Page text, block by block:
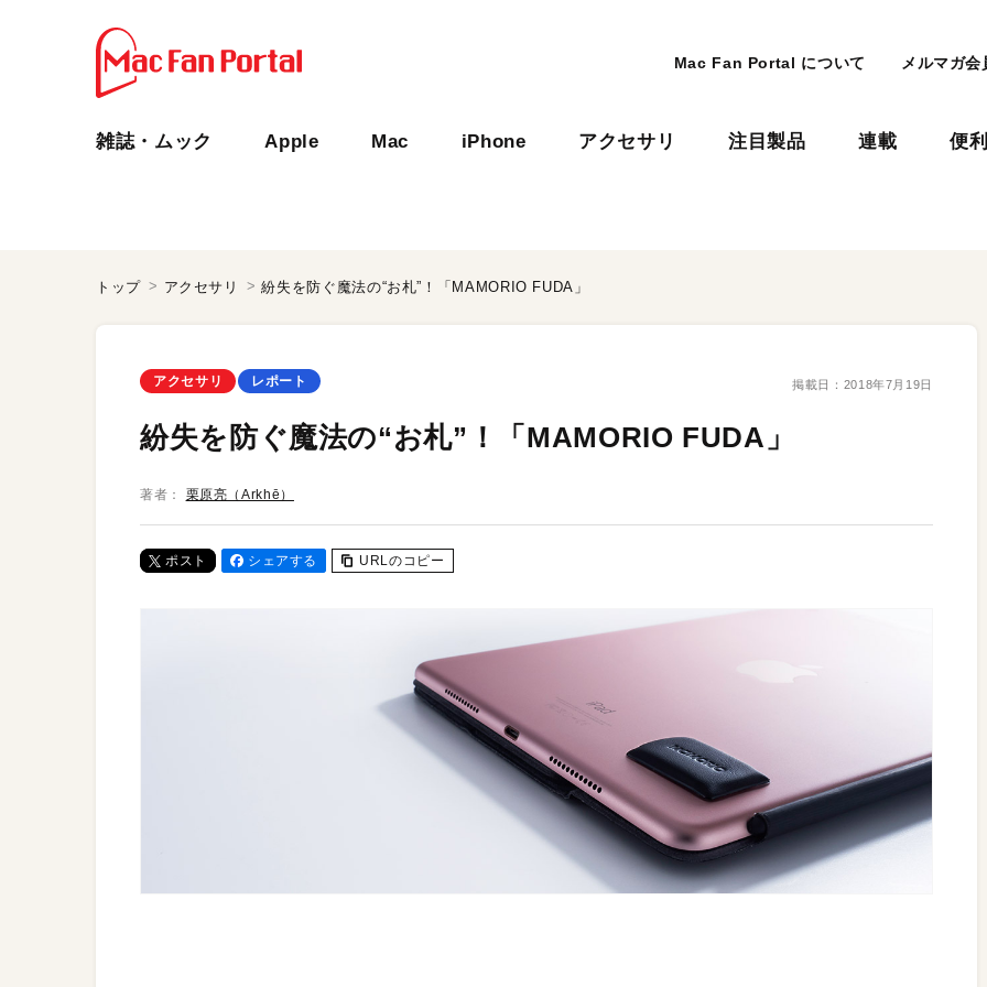
Mac Fan Portal について メルマガ会
雑誌・ムック Apple Mac iPhone アクセサリ 注目製品 連載 便
トップ アクセサリ 紛失を防ぐ魔法の“お札”！「MAMORIO FUDA」
アクセサリ レポート 掲載日： 2018年7月19日
紛失を防ぐ魔法の“お札”！「MAMORIO FUDA」
著者： 栗原亮（Arkhē）
ポスト シェアする URLのコピー